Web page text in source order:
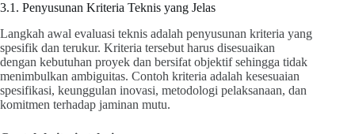
3.1. Penyusunan Kriteria Teknis yang Jelas
Langkah awal evaluasi teknis adalah penyusunan kriteria yang
spesifik dan terukur. Kriteria tersebut harus disesuaikan
dengan kebutuhan proyek dan bersifat objektif sehingga tidak
menimbulkan ambiguitas. Contoh kriteria adalah kesesuaian
spesifikasi, keunggulan inovasi, metodologi pelaksanaan, dan
komitmen terhadap jaminan mutu.